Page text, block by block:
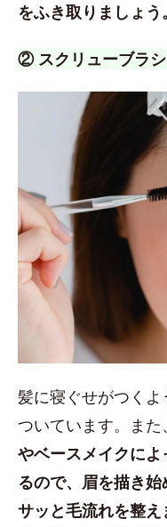
をふき取りましょう。
② スクリューブラ
髪に寝ぐせがつく
ついています。また
やベースメイクに
るので、眉を描き
サッと毛流れを整